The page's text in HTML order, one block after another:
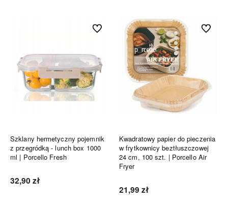
Szklany hermetyczny pojemnik
z przegródką - lunch box 1000
ml | Porcello Fresh
32,90 zł
Do ulubionych
Kwadratowy papier do pieczenia
w frytkownicy beztłuszczowej
24 cm, 100 szt. | Porcello Air
Fryer
21,99 zł
Do